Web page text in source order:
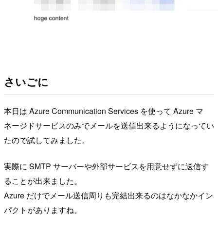
さいごに
本日は Azure Communication Services を使って Azure マ
ネージドサービスのみでメールを送信出来るようになってい
たので試してみました。
実際に SMTP サーバーや外部サービスを用意せずに送信す
ることが出来ました。
Azure だけでメール送信周りも完結出来るのはなかなかイン
パクトがありますね。